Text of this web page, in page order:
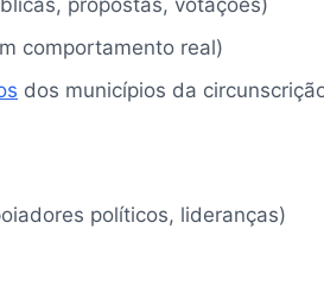
propostas, votações)
comportamento real)
dos municípios da
políticos, lideranças)